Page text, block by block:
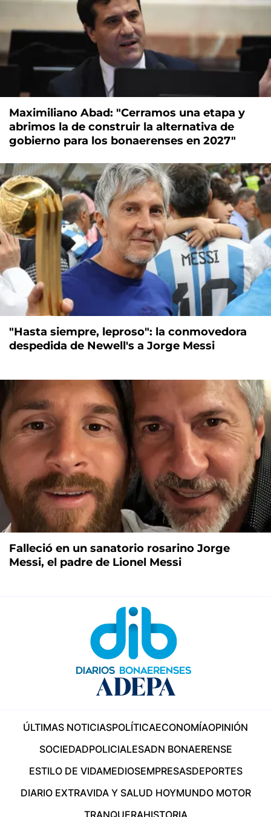
Maximiliano Abad: "Cerramos una etapa y
abrimos la de construir la alternativa de
gobierno para los bonaerenses en 2027"
"Hasta siempre, leproso": la conmovedora
despedida de Newell's a Jorge Messi
Falleció en un sanatorio rosarino Jorge
Messi, el padre de Lionel Messi
ÚLTIMAS NOTICIASPOLÍTICAECONOMÍAOPINIÓN
SOCIEDADPOLICIALESADN BONAERENSE
ESTILO DE VIDAMEDIOSEMPRESASDEPORTES
DIARIO EXTRAVIDA Y SALUD HOYMUNDO MOTOR